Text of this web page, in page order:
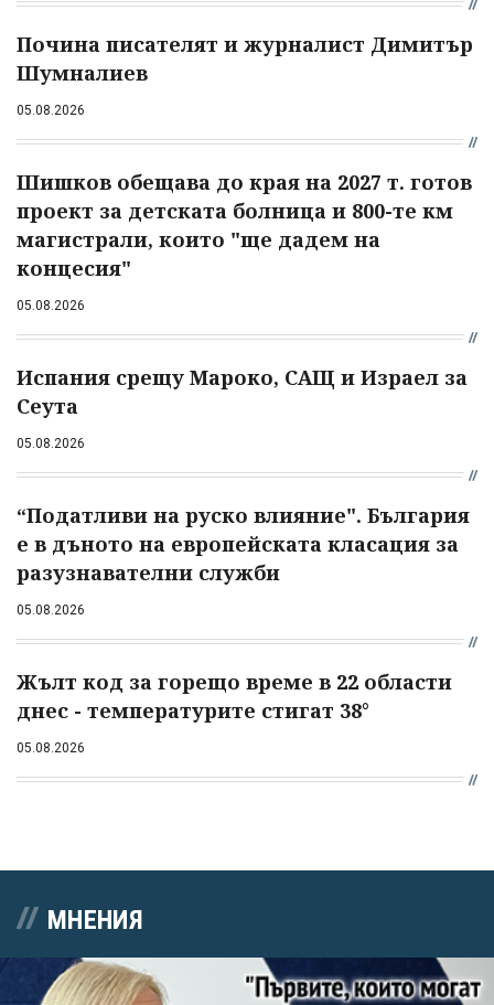
Почина писателят и журналист Димитър
Шумналиев
05.08.2026
Шишков обещава до края на 2027 т. готов
проект за детската болница и 800-те км
магистрали, които "ще дадем на
концесия"
05.08.2026
Испания срещу Мароко, САЩ и Израел за
Сеута
05.08.2026
“Податливи на руско влияние". България
е в дъното на европейската класация за
разузнавателни служби
05.08.2026
Жълт код за горещо време в 22 области
днес - температурите стигат 38°
05.08.2026
МНЕНИЯ